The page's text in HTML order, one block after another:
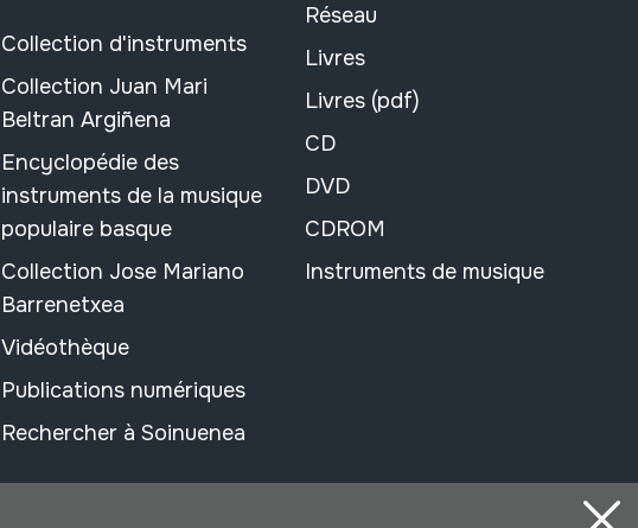
Collection d'instruments
Collection Juan Mari
Beltran Argiñena
Encyclopédie des
instruments de la musique
populaire basque
Collection Jose Mariano
Barrenetxea
Vidéothèque
Publications numériques
Rechercher à Soinuenea
Réseau
Livres
Livres (pdf)
CD
DVD
CDROM
Instruments de musique